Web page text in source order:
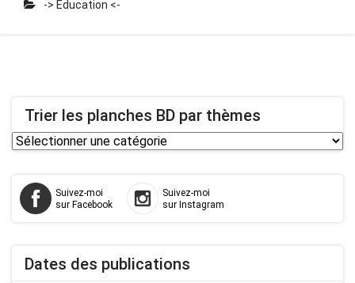
-> Education <-
Trier les planches BD par thèmes
Trier
BD
par
Suivez-moi
sur Facebook
Suivez-moi
sur Instagram
Dates des publications